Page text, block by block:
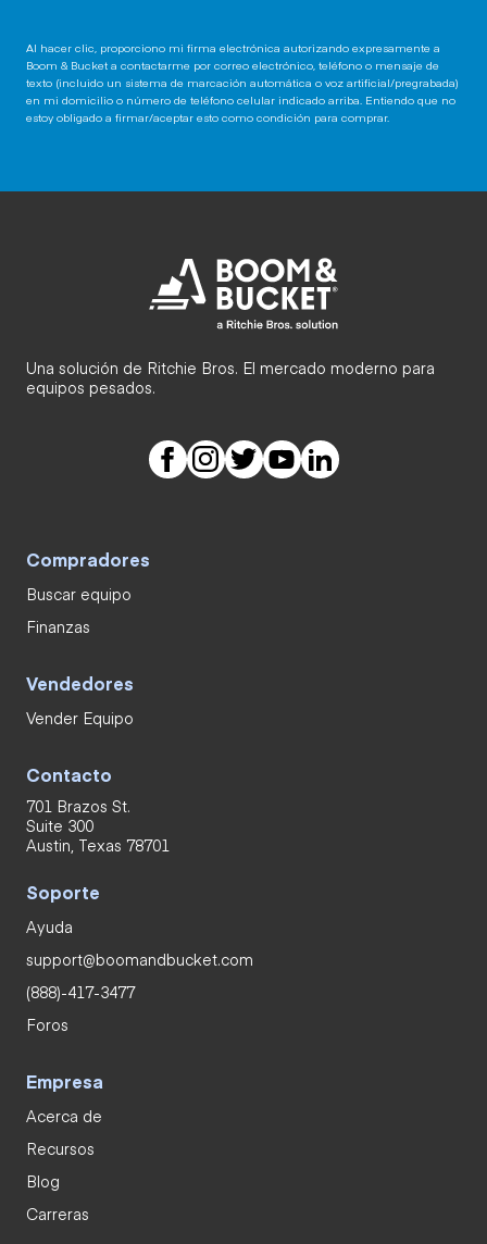
Al hacer clic, proporciono mi firma electrónica autorizando expresamente a
Boom & Bucket a contactarme por correo electrónico, teléfono o mensaje de
texto (incluido un sistema de marcación automática o voz artificial/pregrabada)
en mi domicilio o número de teléfono celular indicado arriba. Entiendo que no
estoy obligado a firmar/aceptar esto como condición para comprar.
Una solución de Ritchie Bros. El mercado moderno para
equipos pesados.
Compradores
Buscar equipo
Finanzas
Vendedores
Vender Equipo
Contacto
701 Brazos St.
Suite 300
Austin, Texas 78701
Soporte
Ayuda
support@boomandbucket.com
(888)-417-3477
Foros
Empresa
Acerca de
Recursos
Blog
Carreras